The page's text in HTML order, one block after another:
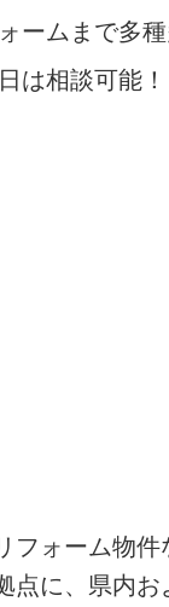
ームまで多
は相談可能！
フォーム物件
点に、県内お